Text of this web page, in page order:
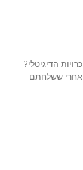
הדיגיטלי?
ששלחתם